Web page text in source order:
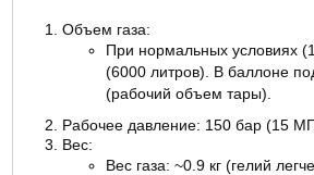
Объем газа:
При нормальных условиях
(6000 литров). В баллоне
(рабочий объем тары).
Рабочее давление: 150 бар (15
Вес:
Вес газа: ~0.9 кг (гелий